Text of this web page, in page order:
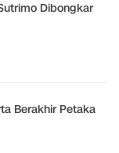
Dibongkar
Berakhir Petaka